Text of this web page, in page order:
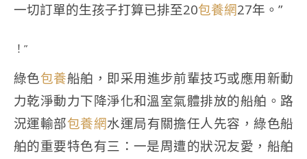
一切訂單的生孩子打算已排至20包養網27年。”
！”
綠色包養船舶，即采用進步前輩技巧或應用新動
力乾淨動力下降淨化和溫室氣體排放的船舶。路
況運輸部包養網水運局有關擔任人先容，綠色船
舶的重要特色有三：一是周遭的狀況友愛，船舶